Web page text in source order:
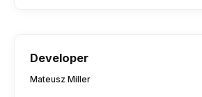
Developer
Mateusz Miller